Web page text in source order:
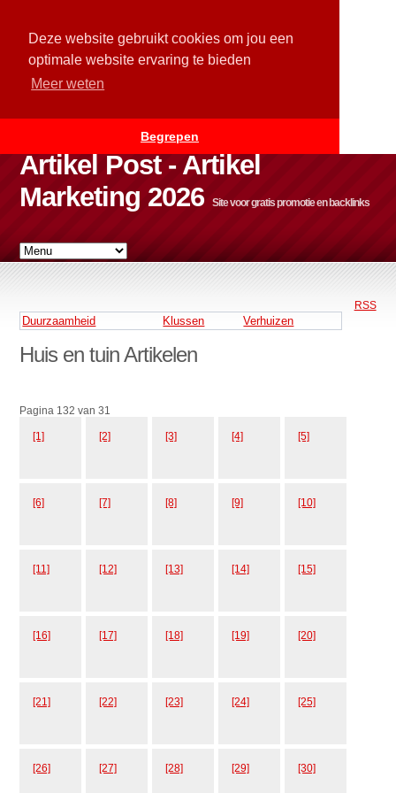
Deze website gebruikt cookies om jou een
optimale website ervaring te bieden
Meer weten
Begrepen
Artikel Post - Artikel
Marketing 2026
Site voor gratis promotie en backlinks
RSS
Duurzaamheid Klussen Verhuizen
Huis en tuin Artikelen
Pagina 132 van 31
[1] [2] [3] [4] [5]
[6] [7] [8] [9] [10]
[11] [12] [13] [14] [15]
[16] [17] [18] [19] [20]
[21] [22] [23] [24] [25]
[26] [27] [28] [29] [30]